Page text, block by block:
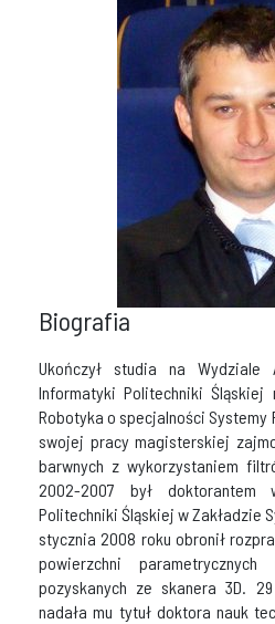
Biografia
Ukończył studia na Wydziale
Informatyki Politechniki Śląskiej
Robotyka o specjalności Systemy
swojej pracy magisterskiej
barwnych z wykorzystaniem
2002-2007 był doktorantem
Politechniki Śląskiej w Zakładzie
stycznia 2008 roku obronił
powierzchni
pozyskanych ze skanera 3D.
nadała mu tytuł doktora nauk